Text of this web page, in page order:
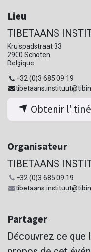
Lieu
TIBETAANS
Kruispadstraat 33
2900 Schoten
Belgique
+32 (0)3 685 09 19
Obtenir
Organisateur
TIBETAANS
+32 (0)3 685 09 19
Partager
Découvrez ce que